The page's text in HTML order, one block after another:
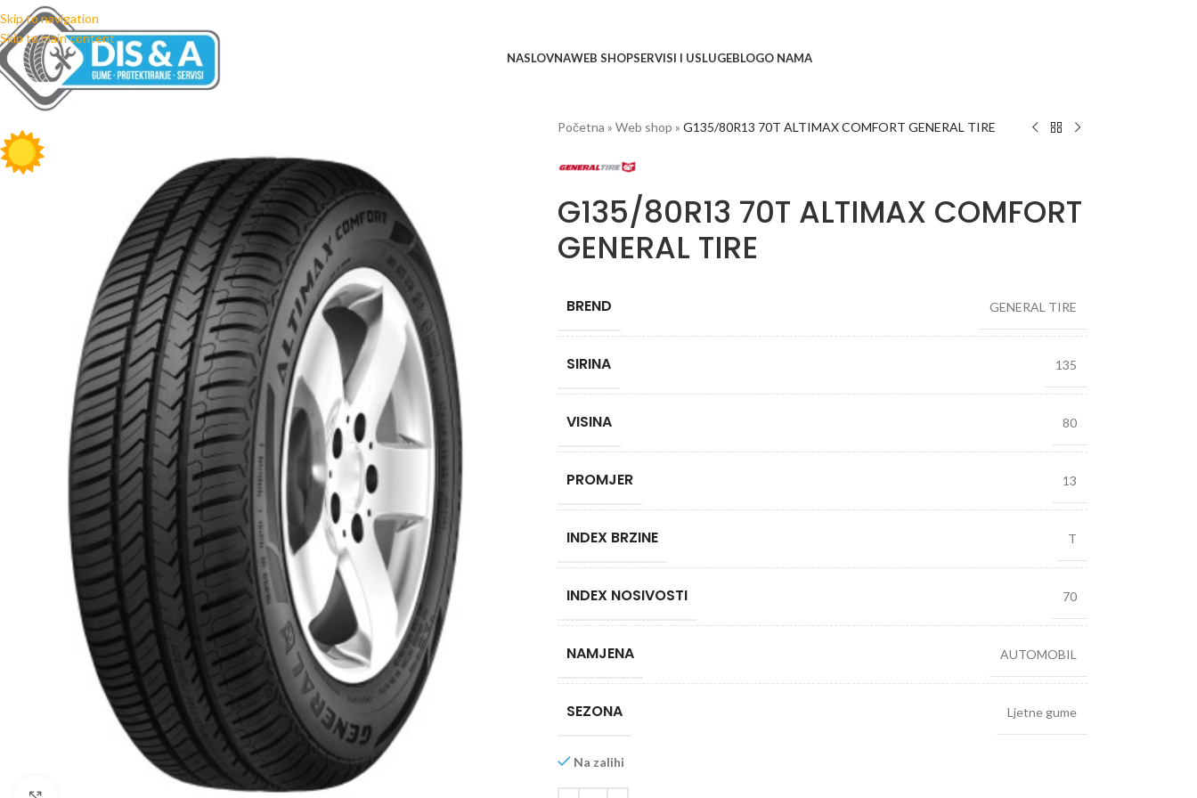
Skip to navigation
Skip to main content
NASLOVNAWEB SHOPSERVISI I USLUGEBLOGO NAMA
Početna » Web shop » G135/80R13 70T ALTIMAX COMFORT GENERAL TIRE
G135/80R13 70T ALTIMAX COMFORT
GENERAL TIRE
BREND GENERAL TIRE
SIRINA 135
VISINA 80
PROMJER 13
INDEX BRZINE T
INDEX NOSIVOSTI 70
NAMJENA AUTOMOBIL
SEZONA Ljetne gume
Na zalihi